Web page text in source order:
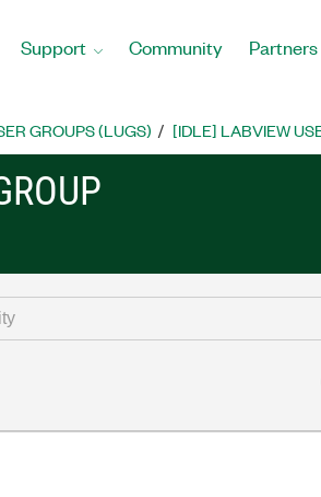
Support Community Partners
GROUPS (LUGS) [IDLE] LABVIEW